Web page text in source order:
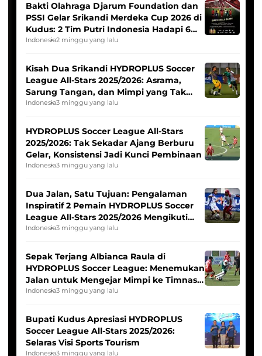
Bakti Olahraga Djarum Foundation dan
PSSI Gelar Srikandi Merdeka Cup 2026 di
Kudus: 2 Tim Putri Indonesia Hadapi 6
Tim Asia
Indonesia2 minggu yang lalu
Kisah Dua Srikandi HYDROPLUS Soccer
League All-Stars 2025/2026: Asrama,
Sarung Tangan, dan Mimpi yang Tak
Pernah Padam
Indonesia3 minggu yang lalu
HYDROPLUS Soccer League All-Stars
2025/2026: Tak Sekadar Ajang Berburu
Gelar, Konsistensi Jadi Kunci Pembinaan
Indonesia3 minggu yang lalu
Dua Jalan, Satu Tujuan: Pengalaman
Inspiratif 2 Pemain HYDROPLUS Soccer
League All-Stars 2025/2026 Mengikuti
Seleksi Timnas Indonesia Putri
Indonesia3 minggu yang lalu
Sepak Terjang Albianca Raula di
HYDROPLUS Soccer League: Menemukan
Jalan untuk Mengejar Mimpi ke Timnas
Indonesia Putri
Indonesia3 minggu yang lalu
Bupati Kudus Apresiasi HYDROPLUS
Soccer League All-Stars 2025/2026:
Selaras Visi Sports Tourism
Indonesia3 minggu yang lalu